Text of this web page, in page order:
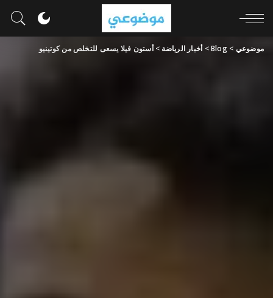
موضوعي >
Blog
> أخبار الرياضة >أستون فيلا يسعى للتخلص من كوتينيو